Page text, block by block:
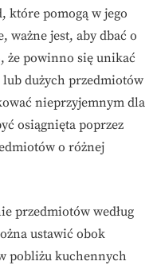
które pomogą w jego
ważne jest, aby dbać o
że powinno się unikać
dużych przedmiotów
nieprzyjemnym dla
osiągnięta poprzez
o różnej
przedmiotów według
ustawić obok
pobliżu kuchennych